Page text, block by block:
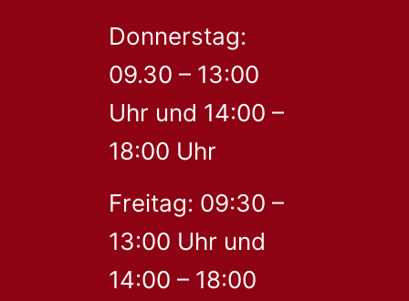
Donnerstag:
09.30 – 13:00
Uhr und 14:00 –
18:00 Uhr
Freitag: 09:30 –
13:00 Uhr und
14:00 – 18:00